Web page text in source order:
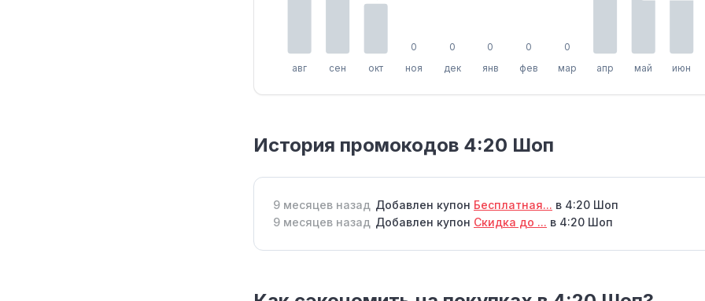
авг сен окт
0
ноя
0
дек
0
янв
0
фев
0
мар
апр май июн
История промокодов 4:20 Шоп
9 месяцев назад Добавлен купон Бесплатная... в 4:20 Шоп
9 месяцев назад Добавлен купон Скидка до ... в 4:20 Шоп